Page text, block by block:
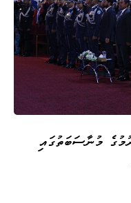
އަހަރުގެ ފުރުމުގެ މުނާސަބަތުގައި